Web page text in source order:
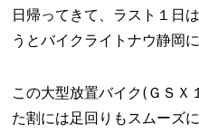
日帰ってきて、ラスト１日
うとバイクライトナウ静岡
この大型放置バイク(ＧＳＸ
た割には足回りもスムーズ